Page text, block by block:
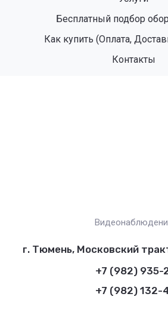
Бесплатный подбор
Как купить (Оплата,
Контакты
г. Тюмень, Московский
+7 (982) 935-
+7 (982) 132-